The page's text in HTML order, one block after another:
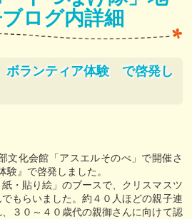
ログ内詳細
ボランティア体験 で啓発し
文化会館「アスエルそのべ」で開催さ
験』で啓発しました。
・貼り絵」のブースで、クリスマスツ
もらいました。約４０人ほどの親子連
３０～４０歳代の親御さんに向けて認